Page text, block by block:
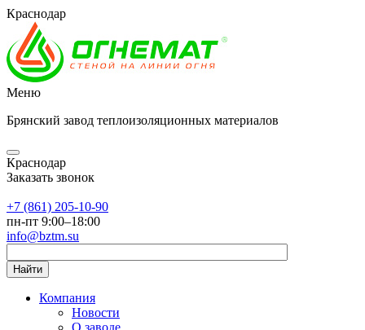
Краснодар
Меню
Брянский завод теплоизоляционных материалов
Краснодар
Заказать звонок
+7 (861) 205-10-90
пн-пт 9:00–18:00
info@bztm.su
Найти
Компания
Новости
О заводе